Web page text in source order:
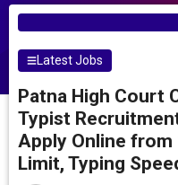
Latest Jobs
Patna High Court
Typist
Apply Online from
Limit, Typing